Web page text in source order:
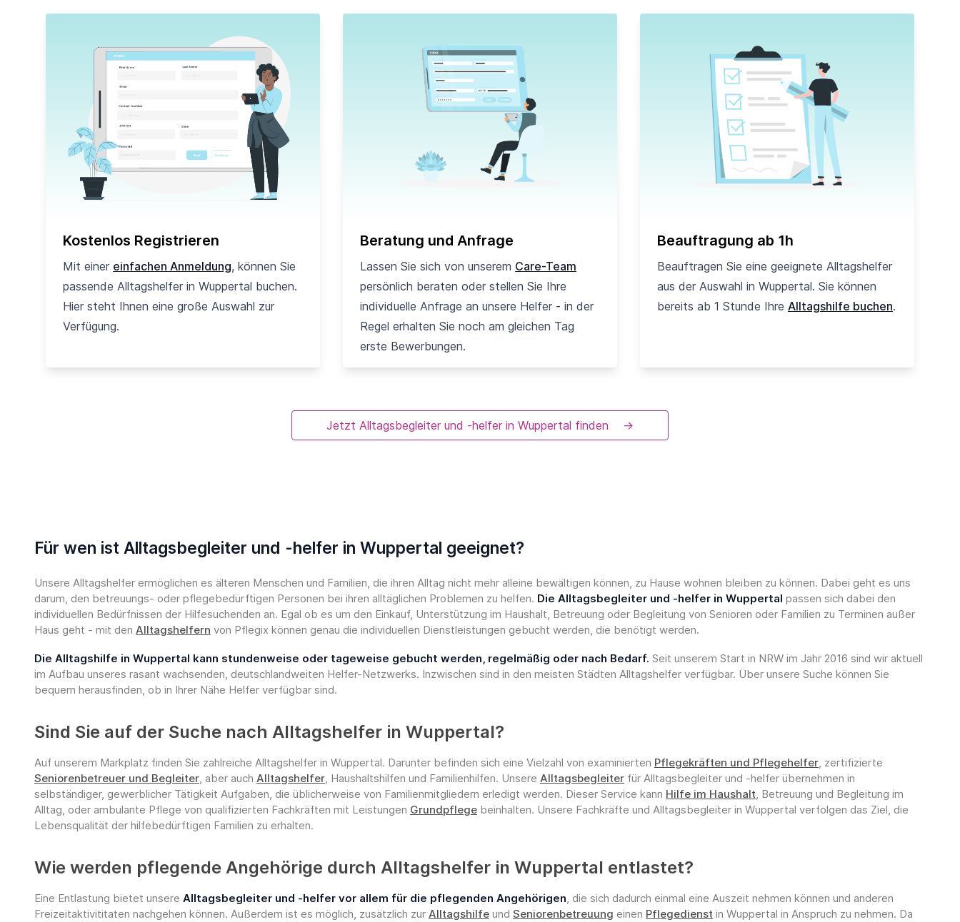
Kostenlos Registrieren
Mit einer einfachen Anmeldung, können Sie
passende Alltagshelfer in Wuppertal buchen.
Hier steht Ihnen eine große Auswahl zur
Verfügung.
Beratung und Anfrage
Lassen Sie sich von unserem Care-Team
persönlich beraten oder stellen Sie Ihre
individuelle Anfrage an unsere Helfer - in der
Regel erhalten Sie noch am gleichen Tag
erste Bewerbungen.
Beauftragung ab 1h
Beauftragen Sie eine geeignete Alltagshelfer
aus der Auswahl in Wuppertal. Sie können
bereits ab 1 Stunde Ihre Alltagshilfe buchen.
Jetzt Alltagsbegleiter und -helfer in Wuppertal finden →
Für wen ist Alltagsbegleiter und -helfer in Wuppertal geeignet?
Unsere Alltagshelfer ermöglichen es älteren Menschen und Familien, die ihren Alltag nicht mehr alleine bewältigen können, zu Hause wohnen bleiben zu können. Dabei geht es uns
darum, den betreuungs- oder pflegebedürftigen Personen bei ihren alltäglichen Problemen zu helfen. Die Alltagsbegleiter und -helfer in Wuppertal passen sich dabei den
individuellen Bedürfnissen der Hilfesuchenden an. Egal ob es um den Einkauf, Unterstützung im Haushalt, Betreuung oder Begleitung von Senioren oder Familien zu Terminen außer
Haus geht - mit den Alltagshelfern von Pflegix können genau die individuellen Dienstleistungen gebucht werden, die benötigt werden.
Die Alltagshilfe in Wuppertal kann stundenweise oder tageweise gebucht werden, regelmäßig oder nach Bedarf. Seit unserem Start in NRW im Jahr 2016 sind wir aktuell
im Aufbau unseres rasant wachsenden, deutschlandweiten Helfer-Netzwerks. Inzwischen sind in den meisten Städten Alltagshelfer verfügbar. Über unsere Suche können Sie
bequem herausfinden, ob in Ihrer Nähe Helfer verfügbar sind.
Sind Sie auf der Suche nach Alltagshelfer in Wuppertal?
Auf unserem Markplatz finden Sie zahlreiche Alltagshelfer in Wuppertal. Darunter befinden sich eine Vielzahl von examinierten Pflegekräften und Pflegehelfer, zertifizierte
Seniorenbetreuer und Begleiter, aber auch Alltagshelfer, Haushaltshilfen und Familienhilfen. Unsere Alltagsbegleiter für Alltagsbegleiter und -helfer übernehmen in
selbständiger, gewerblicher Tätigkeit Aufgaben, die üblicherweise von Familienmitgliedern erledigt werden. Dieser Service kann Hilfe im Haushalt, Betreuung und Begleitung im
Alltag, oder ambulante Pflege von qualifizierten Fachkräften mit Leistungen Grundpflege beinhalten. Unsere Fachkräfte und Alltagsbegleiter in Wuppertal verfolgen das Ziel, die
Lebensqualität der hilfebedürftigen Familien zu erhalten.
Wie werden pflegende Angehörige durch Alltagshelfer in Wuppertal entlastet?
Eine Entlastung bietet unsere Alltagsbegleiter und -helfer vor allem für die pflegenden Angehörigen, die sich dadurch einmal eine Auszeit nehmen können und anderen
Freizeitaktivititaten nachgehen können. Außerdem ist es möglich, zusätzlich zur Alltagshilfe und Seniorenbetreuung einen Pflegedienst in Wuppertal in Anspruch zu nehmen. Da